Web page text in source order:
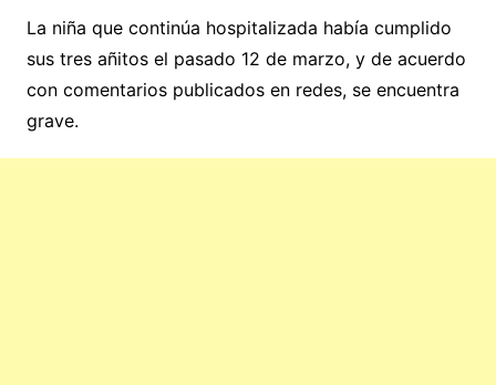
La niña que continúa hospitalizada había cumplido
sus tres añitos el pasado 12 de marzo, y de acuerdo
con comentarios publicados en redes, se encuentra
grave.